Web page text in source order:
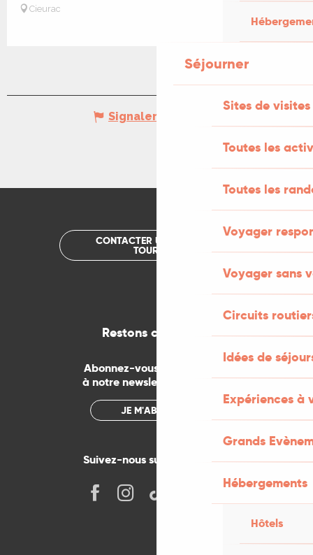
Séjourner
Sites de visites
Toutes les
Toutes les
Voyager
Voyager sans
Circuits
Idées de
Expériences à
Grands
Hébergements
Hôtels
Cieurac
Signaler une erreur
CONTACTER UN OFFICE DE
TOURISME
Restons connectés
Abonnez-vous gratuitement
à notre newsletter mensuelle
JE M'ABONNE
Suivez-nous sur les réseaux !